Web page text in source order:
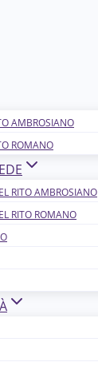
AMBROSIANO
ROMANO
R​​​​​​ITO AMBROSIANO
RITO ROMANO